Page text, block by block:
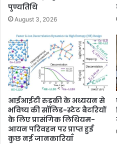
पुण्यतिथि
August 3, 2026
आईआईटी रुड़की के अध्ययन से
भविष्य की सॉलिड-स्टेट बैटरियों
के लिए प्रासंगिक लिथियम-
आयन परिवहन पर प्राप्त हुई
कुछ नई जानकारियाँ